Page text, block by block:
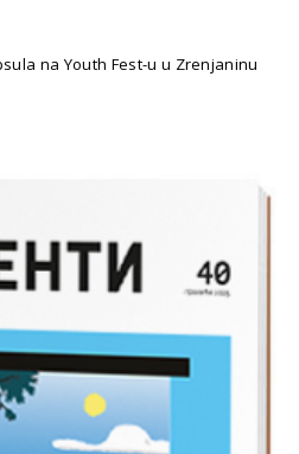
na Youth Fest-u u Zrenjaninu